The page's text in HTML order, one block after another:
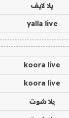
يلا لايف
yalla live
koora live
koora live
يلا شوت